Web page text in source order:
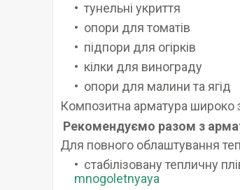
тунельні укриття
опори для томатів
підпори для огірків
кілки для винограду
опори для малини та ягід
Композитна арматура широко
Рекомендуємо разом з
Для повного облаштування
стабілізовану тепличну
mnogoletnyaya